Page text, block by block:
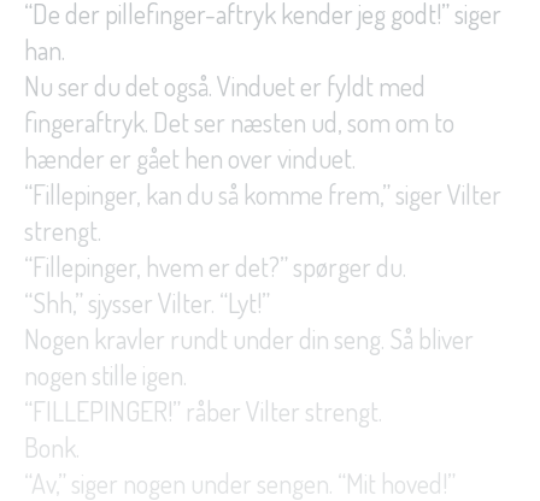
“De der pillefinger-aftryk kender jeg godt!” siger
han.
Nu ser du det også. Vinduet er fyldt med
fingeraftryk. Det ser næsten ud, som om to
hænder er gået hen over vinduet.
“Fillepinger, kan du så komme frem,” siger Vilter
strengt.
“Fillepinger, hvem er det?” spørger du.
“Shh,” sjysser Vilter. “Lyt!”
Nogen kravler rundt under din seng. Så bliver
nogen stille igen.
“FILLEPINGER!” råber Vilter strengt.
Bonk.
“Av,” siger nogen under sengen. “Mit hoved!”